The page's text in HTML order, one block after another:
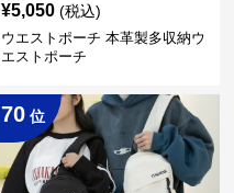
¥5,050 (税込)
ウエストポーチ 本革製多収納ウ
エストポーチ
70 位